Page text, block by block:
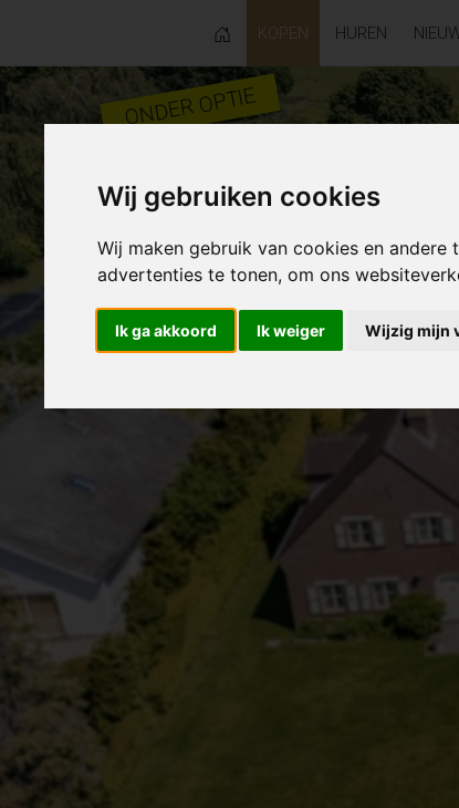
Wij gebruiken cookies
Wij maken gebruik van cookies en
advertenties te tonen, om ons
Ik ga akkoord Ik weiger Wijzig mijn
KOPEN HUREN
ONDER OPTIE